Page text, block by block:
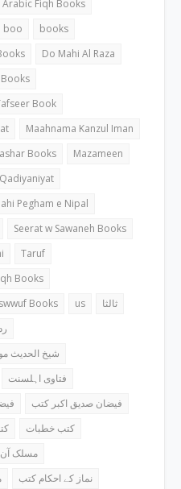
Arabic Fiqh Books
boo
books
Do Mahi Al Raza
Book
Maahnama Kanzul Iman
Books
Mazameen
Pegham e Nipal
Seerat w Sawaneh Books
Taruf
Books
Books us
ثالثا
شیخ الحدیث
فتاوی اہلسنت
فیضان صدیق اکبر کتب
کتب خطبات
مسلک آن
نماز کے احکام کتب